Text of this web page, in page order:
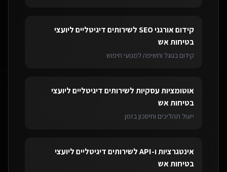
קידום אורגני SEO לשירותים דיגיטליים ליועצי
בטיחות אש
קידום בגוגל וחשיפה למנועי חיפוש
אוטומציות עסקיותלשירותים דיגיטליים ליועצי
בטיחות אש
ייעול תהליכים וחיסכון בזמן
אינטגרציות ו-API לשירותים דיגיטליים ליועצי
בטיחות אש